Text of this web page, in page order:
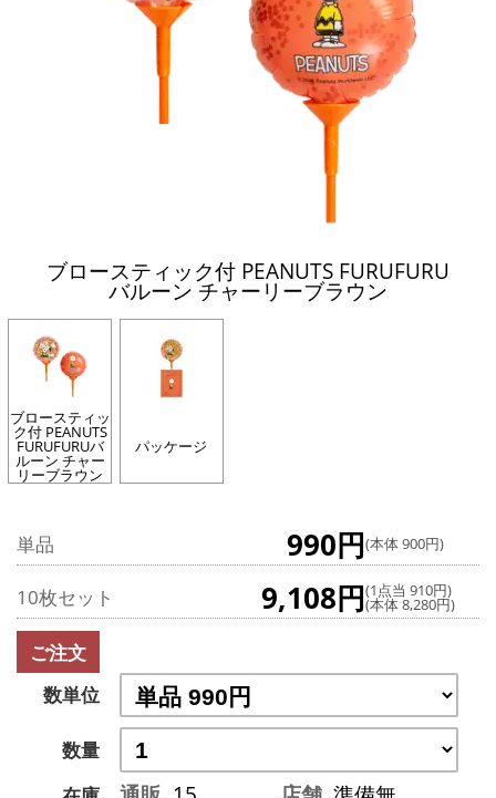
ブロースティック付 PEANUTS FURUFURU
バルーン チャーリーブラウン
ブロースティッ
ク付 PEANUTS
FURUFURUバ
ルーン チャー
リーブラウン
パッケージ
単品 990円(本体 900円)
10枚セット 9,108円(1点当 910円)
(本体 8,280円)
ご注文
数単位
数量